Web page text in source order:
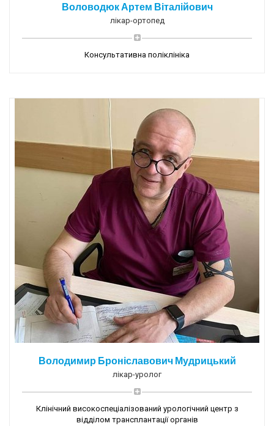
Воловодюк Артем Віталійович
лікар-ортопед
Консультативна поліклініка
Володимир Броніславович Мудрицький
лікар-уролог
Клінічний високоспеціалізований урологічний центр з
відділом трансплантації органів